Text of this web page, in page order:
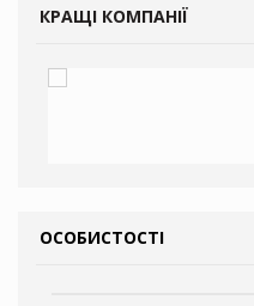
КРАЩІ КОМПАНІЇ
ОСОБИСТОСТІ